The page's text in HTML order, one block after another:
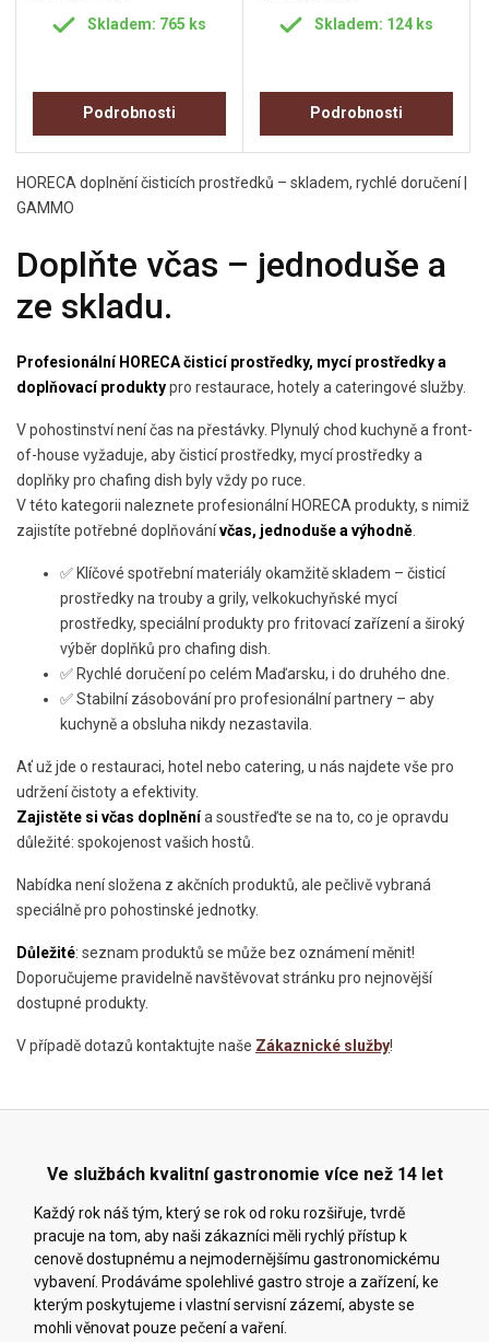
Skladem: 765 ks
Podrobnosti
Skladem: 124 ks
Podrobnosti
HORECA doplnění čisticích prostředků – skladem, rychlé doručení |
GAMMO
Doplňte včas – jednoduše a
ze skladu.
Profesionální HORECA čisticí prostředky, mycí prostředky a
doplňovací produktypro restaurace, hotely a cateringové služby.
V pohostinství není čas na přestávky. Plynulý chod kuchyně a front-
of-house vyžaduje, aby čisticí prostředky, mycí prostředky a
doplňky pro chafing dish byly vždy po ruce.
V této kategorii naleznete profesionální HORECA produkty, s nimiž
zajistíte potřebné doplňovánívčas, jednoduše a výhodně.
✅ Klíčové spotřební materiály okamžitě skladem – čisticí
prostředky na trouby a grily, velkokuchyňské mycí
prostředky, speciální produkty pro fritovací zařízení a široký
výběr doplňků pro chafing dish.
✅ Rychlé doručení po celém Maďarsku, i do druhého dne.
✅ Stabilní zásobování pro profesionální partnery – aby
kuchyně a obsluha nikdy nezastavila.
Ať už jde o restauraci, hotel nebo catering, u nás najdete vše pro
udržení čistoty a efektivity.
Zajistěte si včas doplněnía soustřeďte se na to, co je opravdu
důležité: spokojenost vašich hostů.
Nabídka není složena z akčních produktů, ale pečlivě vybraná
speciálně pro pohostinské jednotky.
Důležité: seznam produktů se může bez oznámení měnit!
Doporučujeme pravidelně navštěvovat stránku pro nejnovější
dostupné produkty.
V případě dotazů kontaktujte naše Zákaznické služby!
Ve službách kvalitní gastronomie více než 14 let
Každý rok náš tým, který se rok od roku rozšiřuje, tvrdě
pracuje na tom, aby naši zákazníci měli rychlý přístup k
cenově dostupnému a nejmodernějšímu gastronomickému
vybavení. Prodáváme spolehlivé gastro stroje a zařízení, ke
kterým poskytujeme i vlastní servisní zázemí, abyste se
mohli věnovat pouze pečení a vaření.